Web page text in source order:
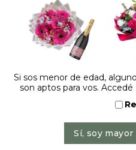
Dejá tu
FLORES CON
Si sos menor de edad,
son aptos para vos.